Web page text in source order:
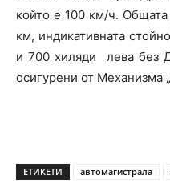
който е 100 км/ч.
км, индикативната
и 700 хиляди лева без
осигурени от Механизма
ЕТИКЕТИ автомагистрала